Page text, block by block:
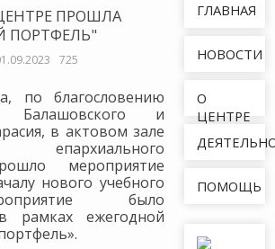
ПРОШЛА
ПОРТФЕЛЬ"
725
по благословению
Балашовского и
в актовом зале
епархиального
мероприятие
нового учебного
было
рамках ежегодной
ГЛАВНАЯ
НОВОСТИ
О
ЦЕНТРЕ
ПОМОЩЬ